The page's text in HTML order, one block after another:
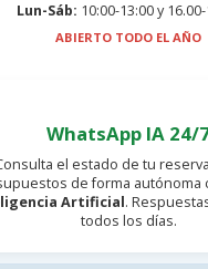
Lun-Sáb: 10:00-13:00 y
ABIERTO TODO EL AÑO
WhatsApp IA 24/
el estado de tu
de forma autónoma
Artificial.
todos los días.